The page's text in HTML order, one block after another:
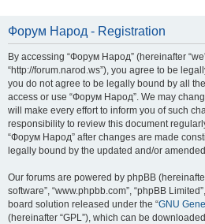
Форум Народ - Registration
By accessing “Форум Народ” (hereinafter
“http://forum.narod.ws”), you agree to be
you do not agree to be legally bound by all
access or use “Форум Народ”. We may
will make every effort to inform you of such
responsibility to review this document
“Форум Народ” after changes are made
legally bound by the updated and/or
Our forums are powered by phpBB (hereinafter
software”, “www.phpbb.com”, “phpBB
board solution released under the “GNU
(hereinafter “GPL”), which can be